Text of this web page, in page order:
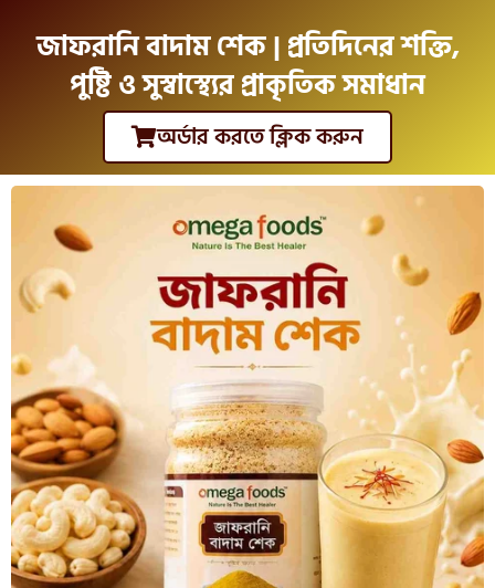
জাফরানি বাদাম শেক | প্রতিদিনের শক্তি,
পুষ্টি ও সুস্বাস্থ্যের প্রাকৃতিক সমাধান
অর্ডার করতে ক্লিক করুন